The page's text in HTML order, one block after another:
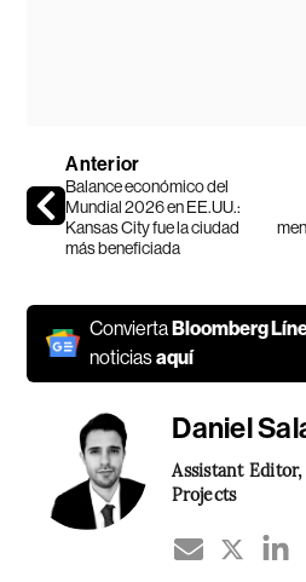
Anterior
Balance económico del
Mundial 2026 en EE.UU.:
Kansas City fue la ciudad
más beneficiada
ConviertaBloomberg
noticiasaquí
Daniel
Assistant
Projects